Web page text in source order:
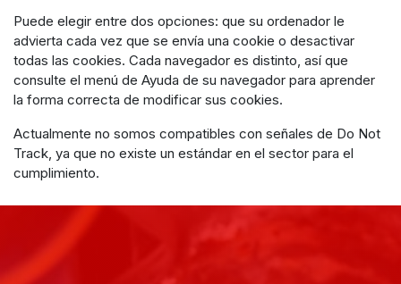
Puede elegir entre dos opciones: que su ordenador le
advierta cada vez que se envía una cookie o desactivar
todas las cookies. Cada navegador es distinto, así que
consulte el menú de Ayuda de su navegador para aprender
la forma correcta de modificar sus cookies.
Actualmente no somos compatibles con señales de Do Not
Track, ya que no existe un estándar en el sector para el
cumplimiento.